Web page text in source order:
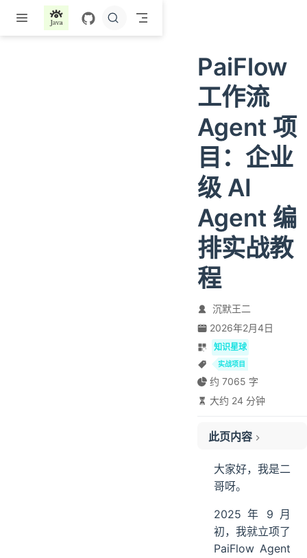
跳至主要內容
PaiFlow
工作流
Agent 项
目：企业
级 AI
Agent 编
排实战教
程
沉默王二
2026年2月4日
知识星球
实战项目
约 7065 字
大约 24 分钟
此页内容
03、PaiFlow 有哪些技术亮点？
大家好，我是二
哥呀。
2025 年 9 月
初，我就立项了
PaiFlow Agent